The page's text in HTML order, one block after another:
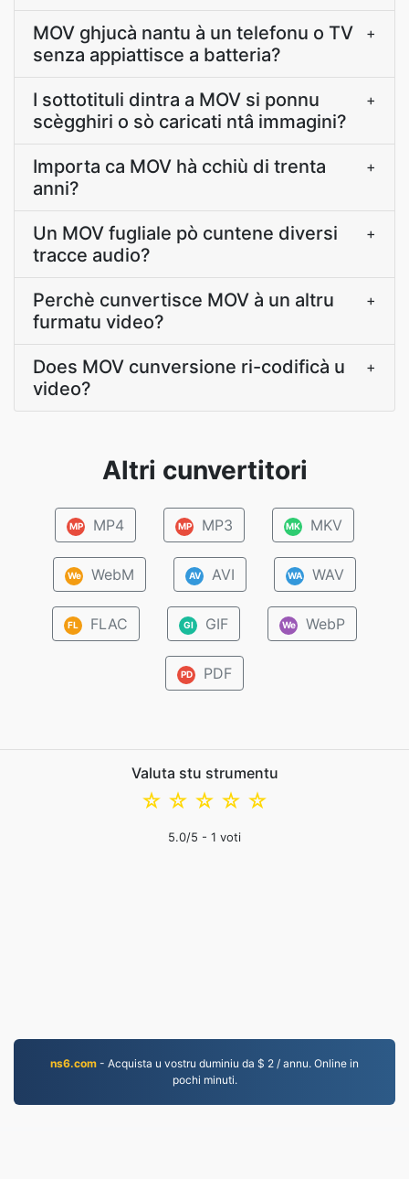
MOV ghjucà nantu à un telefonu o TV
senza appiattisce a batteria?
+
I sottotituli dintra a MOV si ponnu
scègghiri o sò caricati ntâ immagini?
+
Importa ca MOV hà cchiù di trenta
anni?
+
Un MOV fugliale pò cuntene diversi
tracce audio?
+
Perchè cunvertisce MOV à un altru
furmatu video?
+
Does MOV cunversione ri-codificà u
video?
+
Altri cunvertitori
MP MP4 MP MP3 MK MKV
We WebM AV AVI WA WAV
FL FLAC GI GIF We WebP
PD PDF
Valuta stu strumentu
☆
☆
☆
☆
☆
5.0/5 - 1 voti
ns6.com - Acquista u vostru duminiu da $ 2 / annu. Online in
pochi minuti.